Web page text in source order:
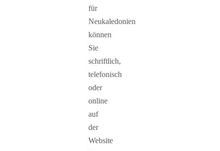
für
Neukaledonien
können
Sie
schriftlich,
telefonisch
oder
online
auf
der
Website